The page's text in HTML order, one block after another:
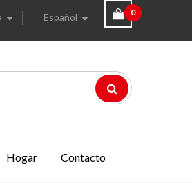
0
Español
Hogar Contacto